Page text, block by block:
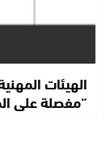
الهيئات
“مفصلة على